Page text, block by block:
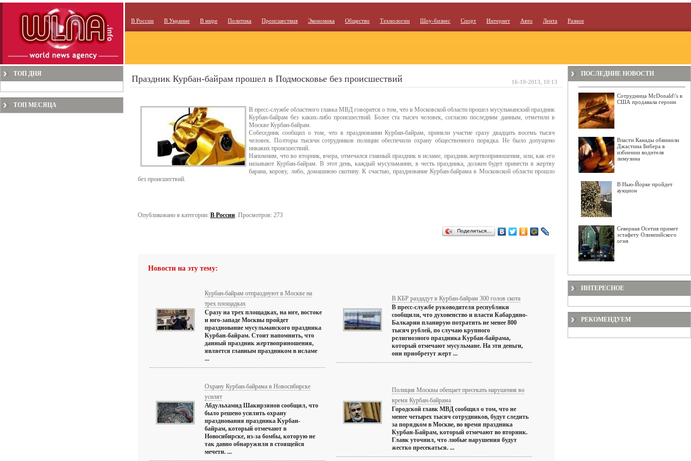
В России В Украине В мире Политика Происшествия Экономика Общество Технологии Шоу-бизнес Спорт Интернет Авто Лента Разное
ТОП ДНЯ
ТОП МЕСЯЦА
Праздник Курбан-байрам прошел в Подмосковье без происшествий
В пресс-службе областного главка МВД говорится о том, что в Московской области прошел мусульманский праздник
Курбан-байрам без каких-либо происшествий. Более ста тысяч человек, согласно последним данным, отметили в
Москве Курбан-байрам.
Собеседник сообщил о том, что в праздновании Курбан-байрам, приняли участие сразу двадцать восемь тысяч
человек. Полторы тысячи сотрудников полиции обеспечили охрану общественного порядка. Не было допущено
никаких происшествий.
Напомним, что во вторник, вчера, отмечался главный праздник в исламе, праздник жертвоприношения, или, как его
называют Курбан-байрам. В этот день, каждый мусульманин, в честь праздника, должен будет принести в жертву
барана, корову, либо, домашнюю скотину. К счастью, празднование Курбан-байрама в Московской области прошло
без происшествий.
Опубликовано в категории: В России. Просмотров: 273
Поделиться…
Новости на эту тему:
Курбан-байрам отпразднуют в Москве на
трех площадках
Сразу на трех площадках, на юге, востоке
и юго-западе Москвы пройдет
празднование мусульманского праздника
Курбан-байрам. Стоит напомнить, что
данный праздник жертвоприношения,
является главным праздником в исламе
...
В КБР раздадут в Курбан-байрам 300 голов скота
В пресс-службе руководителя республики
сообщили, что духовенство и власти Кабардино-
Балкарии планирую потратить не менее 800
тысяч рублей, по случаю крупного
религиозного праздника Курбан-байрама,
который отмечают мусульмане. На эти деньги,
они приобретут жерт ...
Охрану Курбан-байрама в Новосибирске
усилят
Абдульхамид Шакирзянов сообщил, что
было решено усилить охрану
празднования праздника Курбан-
байрам, который отмечают в
Новосибирске, из-за бомбы, которую не
так давно обнаружили в стоящейся
мечети. ...
Полиция Москвы обещает пресекать нарушения во
время Курбан-байрама
Городской главк МВД сообщил о том, что не
менее четырех тысяч сотрудников, будут следить
за порядком в Москве, во время праздника
Курбан-Байрам, который отмечают во вторник.
Главк уточнил, что любые нарушения будут
жестко пресекаться. ...
16-10-2013, 10:13
ПОСЛЕДНИЕ НОВОСТИ
Сотрудница McDonald\'s в
США продавала героин
Власти Канады обвинили
Джастина Бибера в
избиении водителя
лимузина
В Нью-Йорке пройдет
аукцион
Северная Осетия примет
эстафету Олимпийского
огня
ИНТЕРЕСНОЕ
РЕКОМЕНДУЕМ